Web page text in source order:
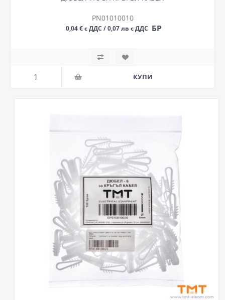
PN01010010
0,04 € с ДДС / 0,07 лв с ДДС БР